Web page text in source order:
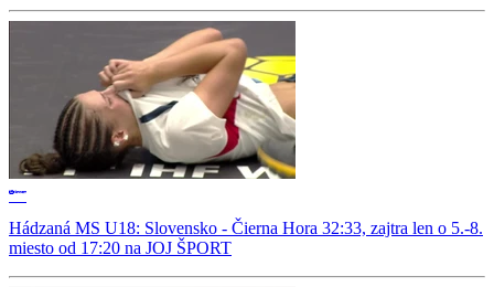
Hádzaná MS U18: Slovensko - Čierna Hora 32:33, zajtra len o 5.-8.
miesto od 17:20 na JOJ ŠPORT